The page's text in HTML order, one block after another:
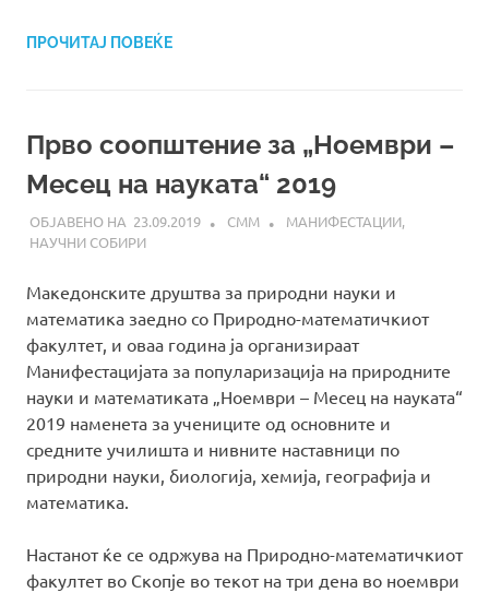
ПРОЧИТАЈ ПОВЕЌЕ
Прво соопштение за „Ноември –
Месец на науката“ 2019
23.09.2019 СММ МАНИФЕСТАЦИИ,
НАУЧНИ СОБИРИ
Македонските друштва за природни науки и
математика заедно со Природно-математичкиот
факултет, и оваа година ја организираат
Манифестацијата за популаризација на природните
науки и математиката „Ноември – Месец на науката“
2019 наменета за учениците од основните и
средните училишта и нивните наставници по
природни науки, биологија, хемија, географија и
математика.
Настанот ќе се одржува на Природно-математичкиот
факултет во Скопје во текот на три дена во ноември